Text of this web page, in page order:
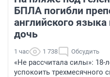
БПЛА погибли
английского языка
дочь
1 час 1 738 Обсудить
«Не рассчитала силы»: 18-
успокоить трехмесячного